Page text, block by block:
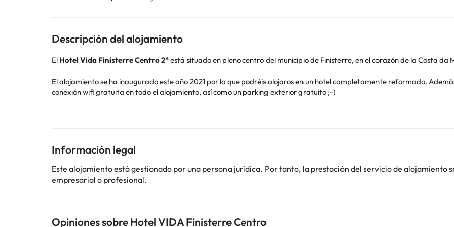
Descripción del alojamiento
El Hotel Vida Finisterre Centro 2*está situado en pleno centro del municipio de Finisterre, en el corazón de la Costa da
El alojamiento se ha inaugurado este año 2021 por lo que podréis alojaros en un hotel completamente reformado.
conexión wifi gratuita en todo el alojamiento, así como un parking exterior gratuito ;-)
El hotel está a tan solo 100 metros del puerto pesquero, donde encontrarás una gran variedad de restaurantes y
Playa da Ribeira y a 1 Km aproximadamente podrás visitar la impresionante Playa de Langosteria.
El famoso Faro de Finisterre está a 3,2 Km del hotel, ¿sabías que los romanos pensaban que este era el punto más
aquí?
Información legal
Este alojamiento está gestionado por una persona jurídica. Por tanto, la prestación del servicio de alojamiento
empresarial o profesional.
Opiniones sobre Hotel VIDA Finisterre Centro